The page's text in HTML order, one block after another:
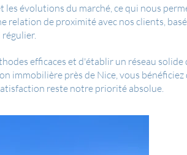
évolutions du marché, ce qui nous
relation de proximité avec nos clients,
efficaces et d'établir un réseau solide
immobilière près de Nice, vous bénéficiez
reste notre priorité absolue.